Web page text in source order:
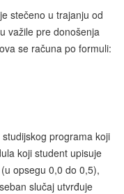
stečeno u trajanju od
važile pre donošenja
se računa po formuli:
programa koji
koji student upisuje
opsegu 0,0 do 0,5),
slučaj utvrđuje